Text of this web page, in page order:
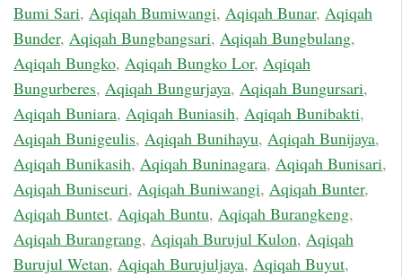
Bumi Sari, Aqiqah Bumiwangi, Aqiqah Bunar, Aqiqah
Bunder, Aqiqah Bungbangsari, Aqiqah Bungbulang,
Aqiqah Bungko, Aqiqah Bungko Lor, Aqiqah
Bungurberes, Aqiqah Bungurjaya, Aqiqah Bungursari,
Aqiqah Buniara, Aqiqah Buniasih, Aqiqah Bunibakti,
Aqiqah Bunigeulis, Aqiqah Bunihayu, Aqiqah Bunijaya,
Aqiqah Bunikasih, Aqiqah Buninagara, Aqiqah Bunisari,
Aqiqah Buniseuri, Aqiqah Buniwangi, Aqiqah Bunter,
Aqiqah Buntet, Aqiqah Buntu, Aqiqah Burangkeng,
Aqiqah Burangrang, Aqiqah Burujul Kulon, Aqiqah
Burujul Wetan, Aqiqah Burujuljaya, Aqiqah Buyut,